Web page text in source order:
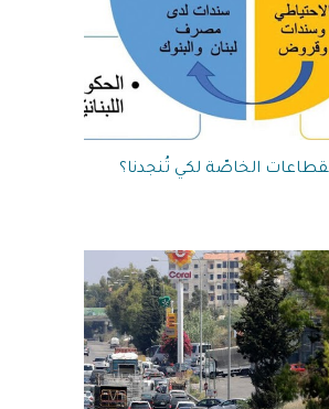
الخاصّة لكي تُنجدنا؟